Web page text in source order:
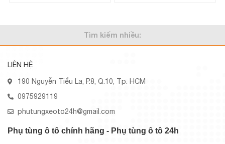
Tìm kiếm nhiều:
LIÊN HỆ
190 Nguyễn Tiểu La, P.8, Q.10, Tp. HCM
0975929119
phutungxeoto24h@gmail.com
Phụ tùng ô tô chính hãng - Phụ tùng ô tô 24h